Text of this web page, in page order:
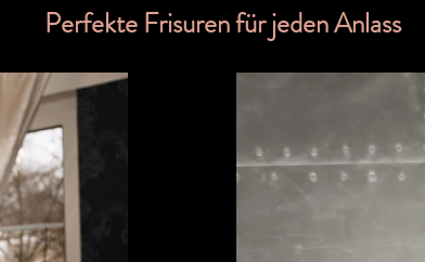
Perfekte Frisuren für jeden Anlass